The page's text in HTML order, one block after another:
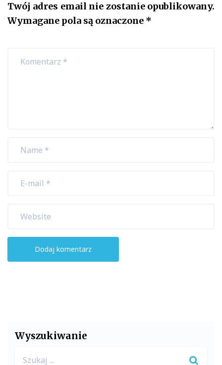
Twój adres email nie zostanie opublikowany.
Wymagane pola są oznaczone *
Wyszukiwanie